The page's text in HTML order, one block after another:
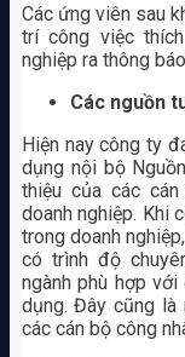
Các ứng viên sau
trí công việc
nghiệp ra thông
Các nguồn
Hiện nay công ty
dụng nội bộ
thiệu của các
doanh nghiệp. Khi
trong doanh
có trình độ
ngành phù hợp
dụng. Đây cũng là
các cán bộ công